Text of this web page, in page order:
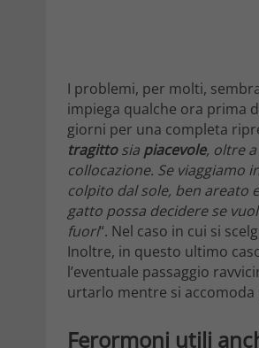
I problemi, per molti,
impiega qualche ora prima
giorni per una completa
tragittosia piacevole, oltre
collocazione. Se viaggiamo
colpito dal sole, ben areato
gatto possa decidere se
fuori“. Nel caso in cui si
Inoltre, in questo ultimo
l’eventuale passaggio
urtarlo mentre si accomoda
Ferormoni utili